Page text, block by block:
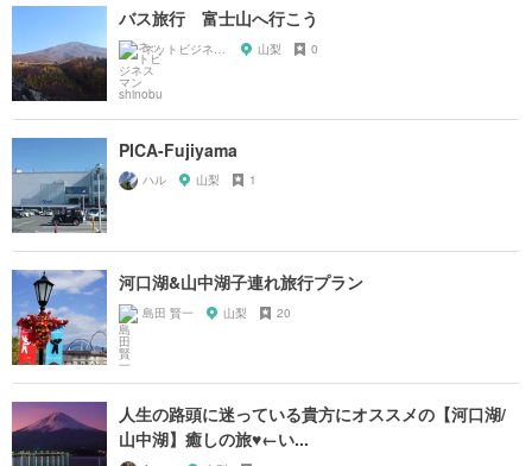
バス旅行 富士山へ行こう
ネットビジネスマン shinobu 山梨 0
PICA-Fujiyama
ハル 山梨 1
河口湖&山中湖子連れ旅行プラン
島田 賢一 山梨 20
人生の路頭に迷っている貴方にオススメの【河口湖/
山中湖】癒しの旅♥︎←い...